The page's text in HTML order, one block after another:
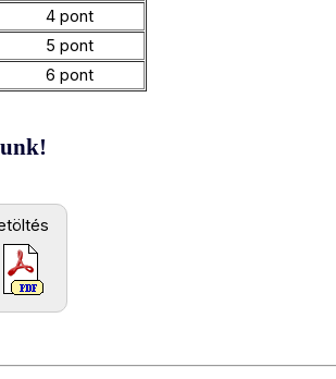
4 pont
5 pont
6 pont